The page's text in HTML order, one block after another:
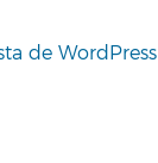
de WordPress